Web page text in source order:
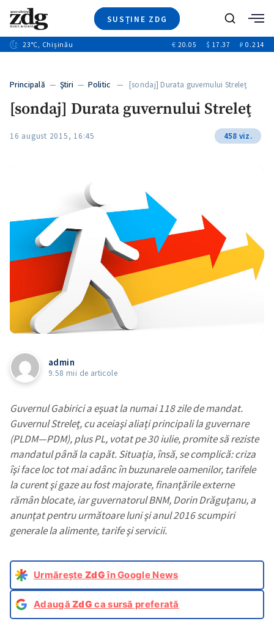
SUSȚINE ZDG
Ştiri
+13
Video
Special
ZdGust
Caută
23°C, Chișinău € 20.05 $ 17.37 ₽ 0.214
Principală — Ştiri — Politic — [sondaj] Durata guvernului Streleţ
[sondaj] Durata guvernului Streleţ
16 august 2015, 16:45 458 viz.
admin
9.58 mii de articole
Guvernul Gabirici a eşuat la numai 118 zile de mandat.
Guvernul Streleţ, cu aceiaşi aliaţi principali la guvernare
(PLDM—PDM), plus PL, votat pe 30 iulie, promite să reziste
mandatul până la capăt. Situaţia, însă, se complică: criza
îşi face loc tot mai adânc în buzunarele oamenilor, tarifele
la curent şi gaze au fost majorate, finanţările externe
rămân blocate, iar guvernatorul BNM, Dorin Drăguţanu, a
anunţat pentru următoare luni şi anul 2016 scumpiri
generale la alimente, tarife şi servicii.
Urmărește ZdGîn Google News
AdaugăZdG ca sursă preferată